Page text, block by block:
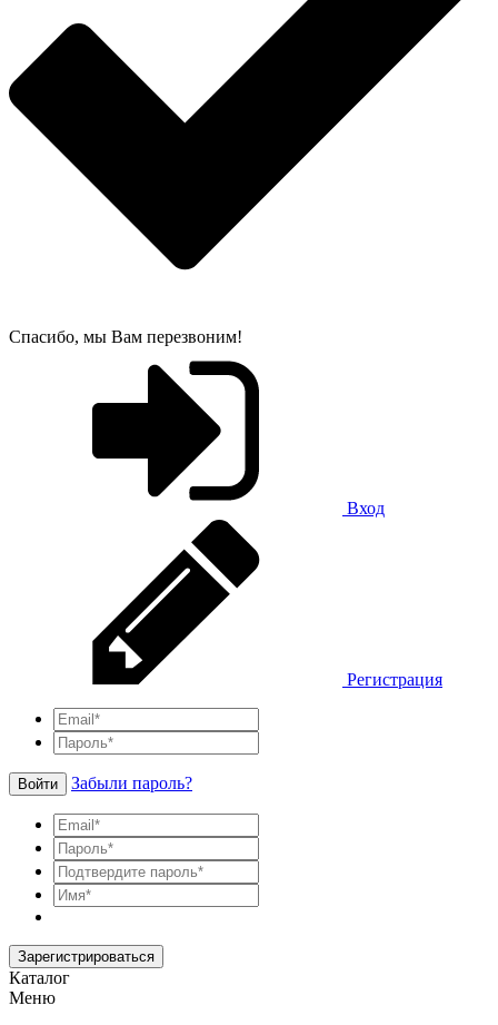
Спасибо, мы Вам перезвоним!
Вход
Регистрация
Войти Забыли пароль?
Зарегистрироваться
Каталог
Меню